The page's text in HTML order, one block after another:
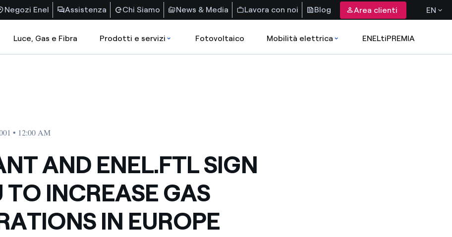
Negozi Enel Assistenza Chi Siamo News & Media Lavora con noi Blog Area clienti EN
Luce, Gas e Fibra Prodotti e servizi Fotovoltaico Mobilità elettrica ENELtiPREMIA
• 12:00 AM
AND ENEL.FTL SIGN
TO INCREASE GAS
IN EUROPE